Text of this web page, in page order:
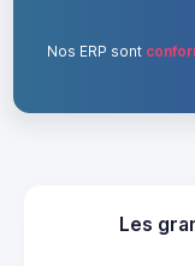
Nos ERP sont
Les